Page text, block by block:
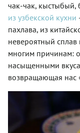
чак-чак, кыстыбый,
из узбекской кухни
пахлава, из
невероятный сплав
многим причинам:
насыщенными
возвращающая нас